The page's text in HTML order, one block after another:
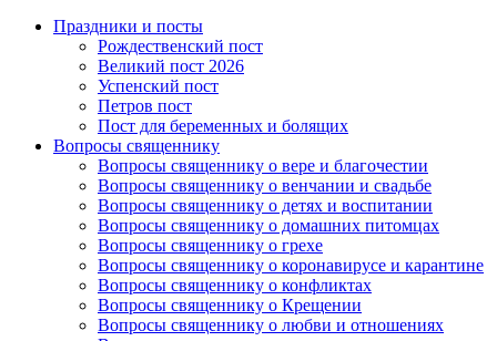
Праздники и посты
Рождественский пост
Великий пост 2026
Успенский пост
Петров пост
Пост для беременных и болящих
Вопросы священнику
Вопросы священнику о вере и благочестии
Вопросы священнику о венчании и свадьбе
Вопросы священнику о детях и воспитании
Вопросы священнику о домашних питомцах
Вопросы священнику о грехе
Вопросы священнику о коронавирусе и карантине
Вопросы священнику о конфликтах
Вопросы священнику о Крещении
Вопросы священнику о любви и отношениях